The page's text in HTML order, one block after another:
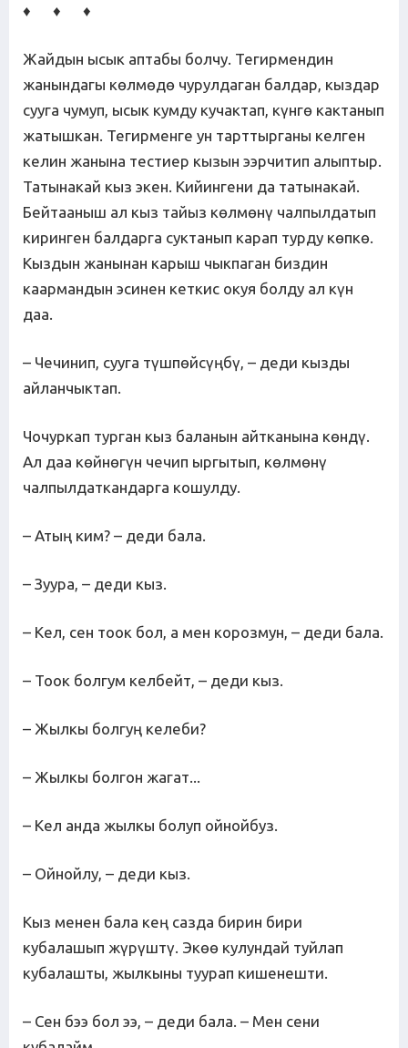
♦ ♦ ♦
Жайдын ысык аптабы болчу. Тегирмендин
жанындагы көлмөдө чурулдаган балдар, кыздар
сууга чумуп, ысык кумду кучактап, күнгө кактанып
жатышкан. Тегирменге ун тарттырганы келген
келин жанына тестиер кызын ээрчитип алыптыр.
Татынакай кыз экен. Кийингени да татынакай.
Бейтааныш ал кыз тайыз көлмөнү чалпылдатып
киринген балдарга суктанып карап турду көпкө.
Кыздын жанынан карыш чыкпаган биздин
каармандын эсинен кеткис окуя болду ал күн
даа.
– Чечинип, сууга түшпөйсүңбү, – деди кызды
айланчыктап.
Чочуркап турган кыз баланын айтканына көндү.
Ал даа көйнөгүн чечип ыргытып, көлмөнү
чалпылдаткандарга кошулду.
– Атың ким? – деди бала.
– Зуура, – деди кыз.
– Кел, сен тоок бол, а мен корозмун, – деди бала.
– Тоок болгум келбейт, – деди кыз.
– Жылкы болгуң келеби?
– Жылкы болгон жагат...
– Кел анда жылкы болуп ойнойбуз.
– Ойнойлу, – деди кыз.
Кыз менен бала кең сазда бирин бири
кубалашып жүрүштү. Экөө кулундай туйлап
кубалашты, жылкыны туурап кишенешти.
– Сен бээ бол ээ, – деди бала. – Мен сени